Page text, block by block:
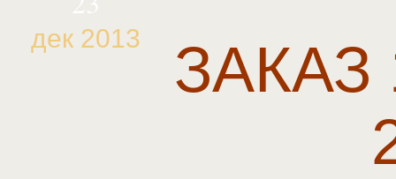
дек 2013
ЗАКАЗ